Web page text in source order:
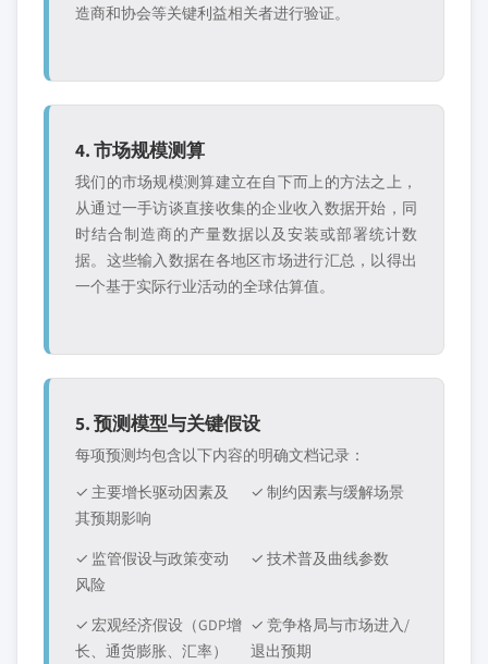
造商和协会等关键利益相关者进行验证。
4. 市场规模测算
我们的市场规模测算建立在自下而上的方法之上，
从通过一手访谈直接收集的企业收入数据开始，同
时结合制造商的产量数据以及安装或部署统计数
据。这些输入数据在各地区市场进行汇总，以得出
一个基于实际行业活动的全球估算值。
5. 预测模型与关键假设
每项预测均包含以下内容的明确文档记录：
✓ 主要增长驱动因素及
其预期影响
✓ 制约因素与缓解场景
✓ 监管假设与政策变动
风险
✓ 技术普及曲线参数
✓ 宏观经济假设（GDP增
长、通货膨胀、汇率）
✓ 竞争格局与市场进入/
退出预期